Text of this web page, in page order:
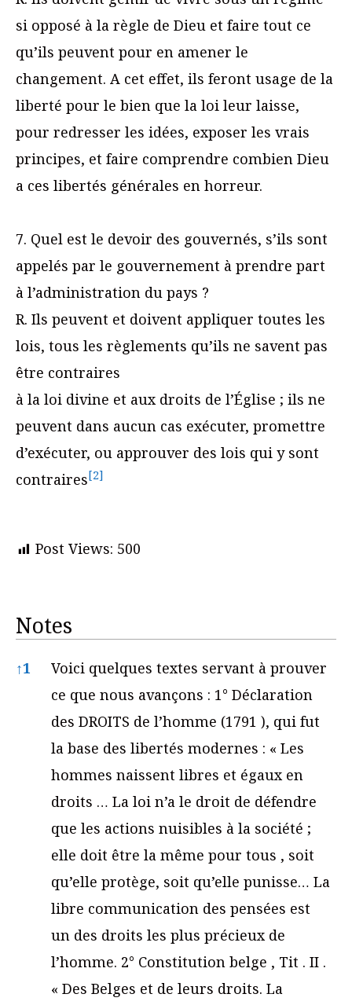
si opposé à la règle de Dieu et faire tout ce
qu’ils peuvent pour en amener le
changement. A cet effet, ils feront usage de la
liberté pour le bien que la loi leur laisse,
pour redresser les idées, exposer les vrais
principes, et faire comprendre combien Dieu
a ces libertés générales en horreur.
7. Quel est le devoir des gouvernés, s’ils sont
appelés par le gouvernement à prendre part
à l’administration du pays ?
R. Ils peuvent et doivent appliquer toutes les
lois, tous les règlements qu’ils ne savent pas
être contraires
à la loi divine et aux droits de l’Église ; ils ne
peuvent dans aucun cas exécuter, promettre
d’exécuter, ou approuver des lois qui y sont
contraires[2]
Post Views: 500
Notes
Notes
↑1
Voici quelques textes servant à prouver
ce que nous avançons : 1° Déclaration
des DROITS de l’homme (1791 ), qui fut
la base des libertés modernes : « Les
hommes naissent libres et égaux en
droits … La loi n’a le droit de défendre
que les actions nuisibles à la société ;
elle doit être la même pour tous , soit
qu’elle protège, soit qu’elle punisse… La
libre communication des pensées est
un des droits les plus précieux de
l’homme. 2° Constitution belge , Tit . II .
« Des Belges et de leurs droits. La